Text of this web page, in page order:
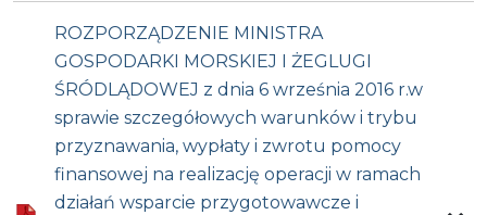
ROZPORZĄDZENIE MINISTRA
GOSPODARKI MORSKIEJ I ŻEGLUGI
ŚRÓDLĄDOWEJ z dnia 6 września 2016 r.w
sprawie szczegółowych warunków i trybu
przyznawania, wypłaty i zwrotu pomocy
finansowej na realizację operacji w ramach
działań wsparcie przygotowawcze i